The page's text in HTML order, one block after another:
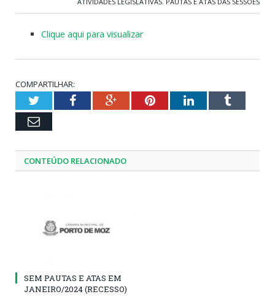
Clique aqui para visualizar
COMPARTILHAR:
TwitterFacebookGoogle+PinterestLinkedInTumblr
Email
CONTEÚDO RELACIONADO
SEM PAUTAS E ATAS EM
JANEIRO/2024 (RECESSO)